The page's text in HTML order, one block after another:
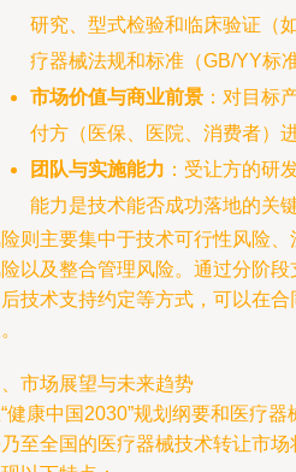
研究、型式检验和临床验证（
疗器械法规和标准（GB/YY标准
市场价值与商业前景 ：对目标
付方（医保、医院、消费者）
团队与实施能力 ：受让方的研
能力是技术能否成功落地的关键
则主要集中于技术可行性风险
以及整合管理风险。通过分阶
技术支持约定等方式，可以在
市场展望与未来趋势
健康中国2030”规划纲要和医疗
至全国的医疗器械技术转让市